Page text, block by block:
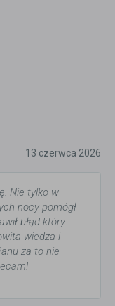
13 czerwca 2026
Nie tylko w
nocy pomógł
błąd który
wiedza i
za to nie